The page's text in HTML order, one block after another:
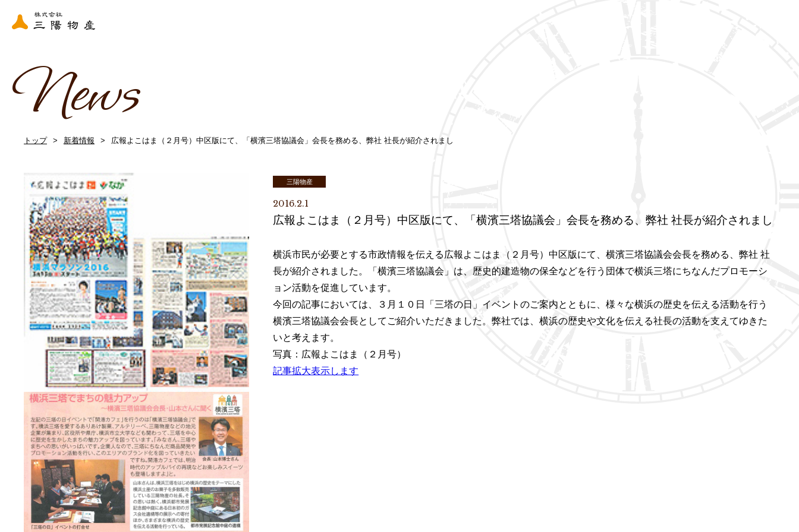
News
トップ 新着情報 広報よこはま（２月号）中区版にて、「横濱三塔協議会」会長を務める、弊社 社長が紹介されまし
三陽物産
2016.2.1
広報よこはま（２月号）中区版にて、「横濱三塔協議会」会長を務める、弊社 社長が紹介されまし
横浜市民が必要とする市政情報を伝える広報よこはま（２月号）中区版にて、横濱三塔協議会会長を務める、弊社 社
長が紹介されました。「横濱三塔協議会」は、歴史的建造物の保全などを行う団体で横浜三塔にちなんだプロモーシ
ョン活動を促進しています。
今回の記事においては、３月１０日「三塔の日」イベントのご案内とともに、様々な横浜の歴史を伝える活動を行う
横濱三塔協議会会長としてご紹介いただきました。弊社では、横浜の歴史や文化を伝える社長の活動を支えてゆきた
いと考えます。
写真：広報よこはま（２月号）
記事拡大表示します